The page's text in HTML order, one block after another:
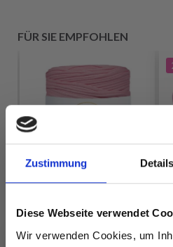
Zustimmung Details
Diese Webseite verwendet
Wir verwenden Cookies, um
FÜR SIE EMPFOHLEN